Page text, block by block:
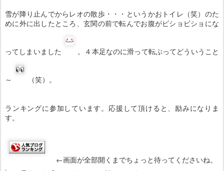
雪が降り止んでからレオの散歩・・・というかおトイレ（笑）のた
めに外に出したところ、玄関の前で転んでお腹がビショビショにな
ってしまいました 。４本足なのに滑って転ぶってどういうこと
～ （笑）。
ランキングに参加しています。応援して頂けると、励みになりま
す。
←画面が全部開くまでちょっと待ってくださいね。